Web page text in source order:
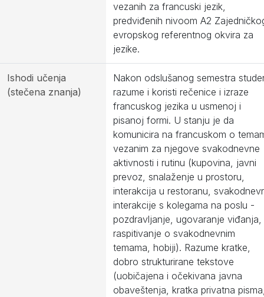
vezanih za francuski jezik,
predviđenih nivoom A2
evropskog referentnog okvira za
jezike.
Ishodi učenja
(stečena znanja)
Nakon odslušanog semestra
razume i koristi rečenice i izraze
francuskog jezika u usmenoj i
pisanoj formi. U stanju je da
komunicira na francuskom o
vezanim za njegove svakodnevne
aktivnosti i rutinu (kupovina, javni
prevoz, snalaženje u prostoru,
interakcija u restoranu,
interakcije s kolegama na poslu -
pozdravljanje, ugovaranje viđanja,
raspitivanje o svakodnevnim
temama, hobiji). Razume kratke,
dobro strukturirane tekstove
(uobičajena i očekivana javna
obaveštenja, kratka privatna